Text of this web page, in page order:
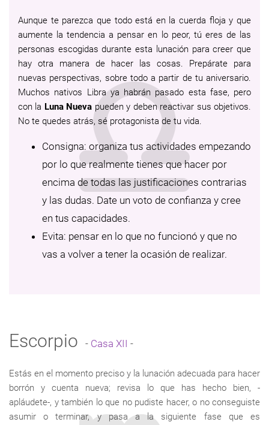
Aunque te parezca que todo está en la cuerda floja y que
aumente la tendencia a pensar en lo peor, tú eres de las
personas escogidas durante esta lunación para creer que
hay otra manera de hacer las cosas. Prepárate para
nuevas perspectivas, sobre todo a partir de tu aniversario.
Muchos nativos Libra ya habrán pasado esta fase, pero
con la Luna Nueva pueden y deben reactivar sus objetivos.
No te quedes atrás, sé protagonista de tu vida.
Consigna: organiza tus actividades empezando
por lo que realmente tienes que hacer por
encima de todas las justificaciones contrarias
y las dudas. Date un voto de confianza y cree
en tus capacidades.
Evita: pensar en lo que no funcionó y que no
vas a volver a tener la ocasión de realizar.
Escorpio - Casa XII -
Estás en el momento preciso y la lunación adecuada para hacer
borrón y cuenta nueva; revisa lo que has hecho bien, -
apláudete-, y también lo que no pudiste hacer, o no conseguiste
asumir o terminar, y pasa a la siguiente fase que es